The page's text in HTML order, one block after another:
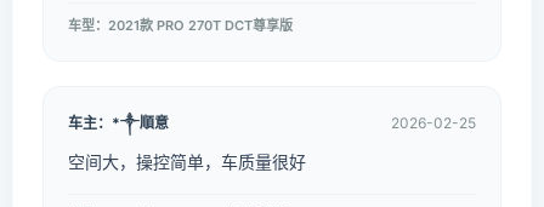
车型：2021款 PRO 270T DCT尊享版
车主：*༒順意 2026-02-25
空间大，操控简单，车质量很好